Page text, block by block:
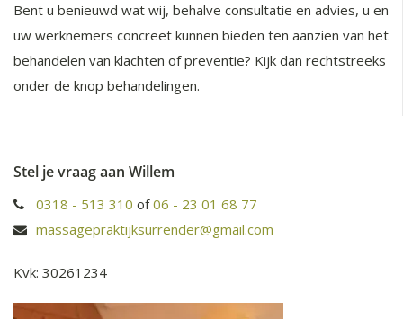
Bent u benieuwd wat wij, behalve consultatie en advies, u en
uw werknemers concreet kunnen bieden ten aanzien van het
behandelen van klachten of preventie? Kijk dan rechtstreeks
onder de knop behandelingen.
Stel je vraag aan Willem
0318 - 513 310 of06 - 23 01 68 77
massagepraktijksurrender@gmail.com
Kvk: 30261234